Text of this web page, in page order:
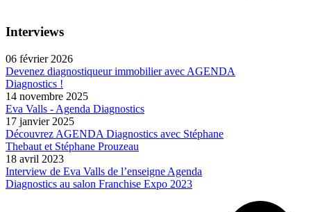
Interviews
06 février 2026
Devenez diagnostiqueur immobilier avec AGENDA
Diagnostics !
14 novembre 2025
Eva Valls - Agenda Diagnostics
17 janvier 2025
Découvrez AGENDA Diagnostics avec Stéphane
Thebaut et Stéphane Prouzeau
18 avril 2023
Interview de Eva Valls de l’enseigne Agenda
Diagnostics au salon Franchise Expo 2023